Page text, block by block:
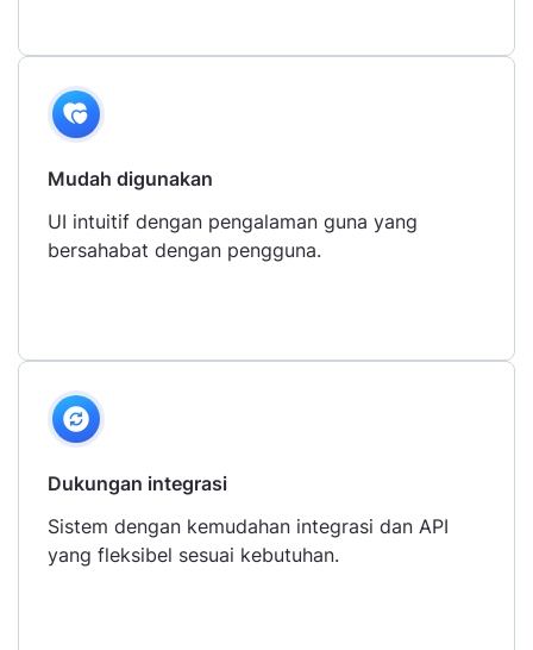
Mudah digunakan
UI intuitif dengan pengalaman guna yang
bersahabat dengan pengguna.
Dukungan integrasi
Sistem dengan kemudahan integrasi dan API
yang fleksibel sesuai kebutuhan.